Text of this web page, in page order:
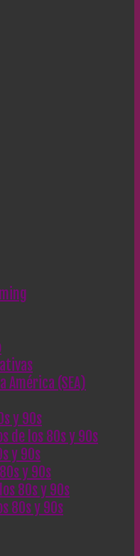
América (SEA)
y 90s
de los 80s y 90s
y 90s
y 90s
80s y 90s
80s y 90s